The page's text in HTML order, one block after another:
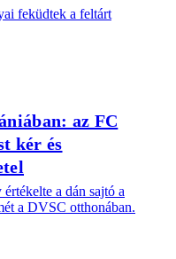
feküdtek a feltárt
az FC
kér és
a dán sajtó a
a DVSC otthonában.